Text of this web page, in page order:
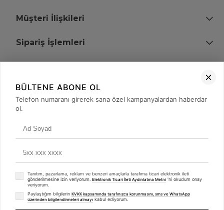
Müşteri İlişkileri
Sipariş İşlemleri
+90 (850) 473 08 08
© 2008 - 2026merterelektronik.com
BÜLTENE ABONE OL
Telefon numaranı girerek sana özel kampanyalardan haberdar
ol.
Tanıtım, pazarlama, reklam ve benzeri amaçlarla tarafıma ticari elektronik ileti
gönderilmesine izin veriyorum. Elektronik Ticari İleti Aydınlatma Metni 'ni okudum onay
veriyorum.
Paylaştığım bilgilerin KVKK kapsamında tarafınızca korunmasını, sms ve WhatsApp
üzerinden bilgilendirmeleri almayı kabul ediyorum.